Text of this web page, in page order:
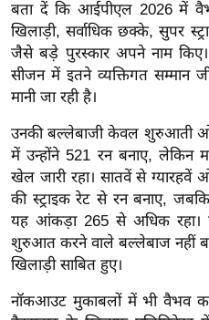
ल
श
ख्सि
य
यं
ग
इं
डि
या
सा
हि
त्य
बता दें कि आईपीएल 2026 में
खिलाड़ी, सर्वाधिक छक्के, सुपर
जैसे बड़े पुरस्कार अपने नाम किए।
सीजन में इतने व्यक्तिगत सम्मान
मानी जा रही है।
उनकी बल्लेबाजी केवल शुरुआती
में उन्होंने 521 रन बनाए, लेकिन
खेल जारी रहा। सातवें से
की स्ट्राइक रेट से रन बनाए,
यह आंकड़ा 265 से अधिक
शुरुआत करने वाले बल्लेबाज नहीं
खिलाड़ी साबित हुए।
नॉकआउट मुकाबलों में भी वैभव